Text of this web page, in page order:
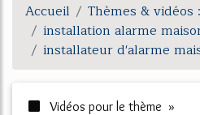
Accueil
Thèmes &
installation alarme
installateur d'alarme
Vidéos pour le thème »